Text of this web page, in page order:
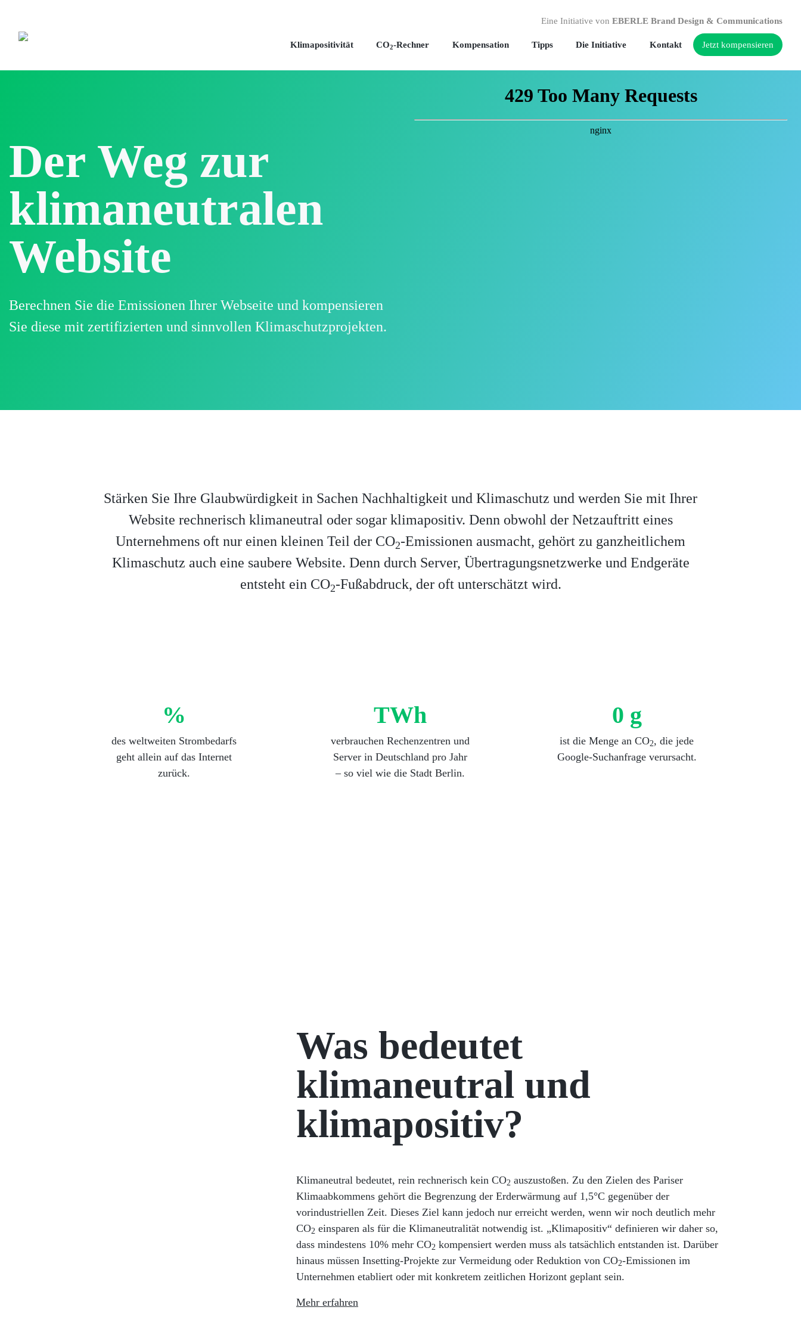
Eine Initiative von EBERLE Brand Design & Communications
Klimapositivität CO2-Rechner Kompensation Tipps Die Initiative Kontakt Jetzt kompensieren
Der Weg zur
klimaneutralen
Website
Berechnen Sie die Emissionen Ihrer Webseite und kompensieren
Sie diese mit zertifizierten und sinnvollen Klimaschutzprojekten.
Stärken Sie Ihre Glaubwürdigkeit in Sachen Nachhaltigkeit und Klimaschutz und werden Sie mit Ihrer
Website rechnerisch klimaneutral oder sogar klimapositiv. Denn obwohl der Netzauftritt eines
Unternehmens oft nur einen kleinen Teil der CO2-Emissionen ausmacht, gehört zu ganzheitlichem
Klimaschutz auch eine saubere Website. Denn durch Server, Übertragungsnetzwerke und Endgeräte
entsteht ein CO2-Fußabdruck, der oft unterschätzt wird.
%
des weltweiten Strombedarfs
geht allein auf das Internet
zurück.
TWh
verbrauchen Rechenzentren und
Server in Deutschland pro Jahr
– so viel wie die Stadt Berlin.
0 g
ist die Menge an CO2, die jede
Google-Suchanfrage verursacht.
Was bedeutet
klimaneutral und
klimapositiv?
Klimaneutral bedeutet, rein rechnerisch kein CO2 auszustoßen. Zu den Zielen des Pariser
Klimaabkommens gehört die Begrenzung der Erderwärmung auf 1,5°C gegenüber der
vorindustriellen Zeit. Dieses Ziel kann jedoch nur erreicht werden, wenn wir noch deutlich mehr
CO2 einsparen als für die Klimaneutralität notwendig ist. „Klimapositiv“ definieren wir daher so,
dass mindestens 10% mehr CO2 kompensiert werden muss als tatsächlich entstanden ist. Darüber
hinaus müssen Insetting-Projekte zur Vermeidung oder Reduktion von CO2-Emissionen im
Unternehmen etabliert oder mit konkretem zeitlichen Horizont geplant sein.
Mehr erfahren